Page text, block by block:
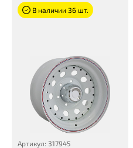
В наличии 36 шт.
Артикул: 317945